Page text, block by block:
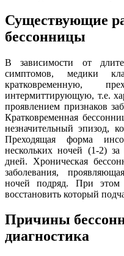
Существующие
бессонницы
В зависимости от
симптомов, медики
кратковременную,
интермиттирующую, т.е.
проявлением признаков
Кратковременная
незначительный эпизод,
Преходящая форма
нескольких ночей (1-2)
дней. Хроническая
заболевания,
ночей подряд. При этом
восстановить который
Причины
диагностика